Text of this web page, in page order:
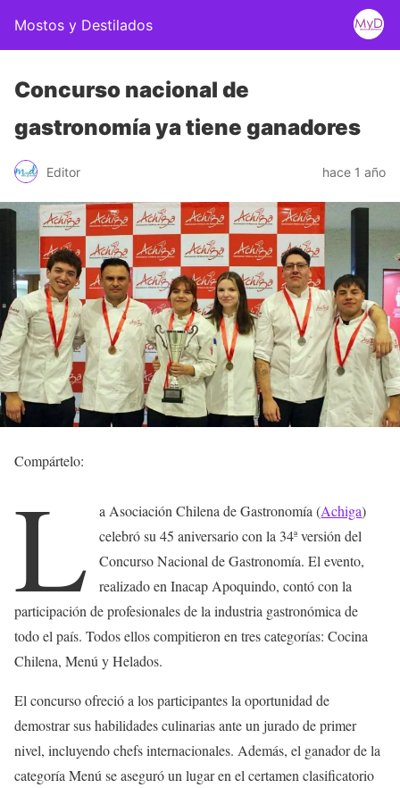
Mostos y Destilados
Concurso nacional de
gastronomía ya tiene ganadores
Editor hace 1 año
Compártelo:
L a Asociación Chilena de Gastronomía (Achiga)
celebró su 45 aniversario con la 34ª versión del
Concurso Nacional de Gastronomía. El evento,
realizado en Inacap Apoquindo, contó con la
participación de profesionales de la industria gastronómica de
todo el país. Todos ellos compitieron en tres categorías: Cocina
Chilena, Menú y Helados.
El concurso ofreció a los participantes la oportunidad de
demostrar sus habilidades culinarias ante un jurado de primer
nivel, incluyendo chefs internacionales. Además, el ganador de la
categoría Menú se aseguró un lugar en el certamen clasificatorio